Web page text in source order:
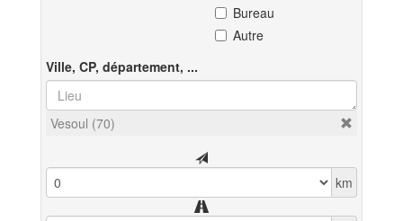
Bureau
Autre
Ville, CP, département, ...
Vesoul (70)
km